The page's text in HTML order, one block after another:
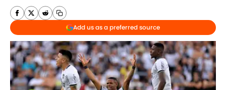
Add us as a preferred source